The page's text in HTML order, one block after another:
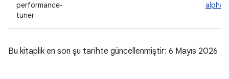
performance-
tuner
Bu kitaplık en son şu tarihte güncellenmiştir: 6 Mayıs 2026